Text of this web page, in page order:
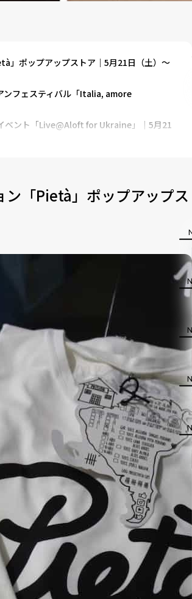
」ポップアップストア｜5月21日（土）～
ンフェスティバル「Italia, amore
ベント「Live@Aloft for Ukraine」｜5月21
イ！「ムーミン谷とアンブレラ」｜2022年7
ン「Pietà」ポップアップス